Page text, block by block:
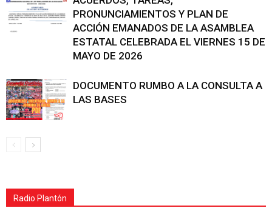
PRONUNCIAMIENTOS Y PLAN DE
ACCIÓN EMANADOS DE LA ASAMBLEA
ESTATAL CELEBRADA EL VIERNES 15 DE
MAYO DE 2026
DOCUMENTO RUMBO A LA CONSULTA A
LAS BASES
Radio Plantón